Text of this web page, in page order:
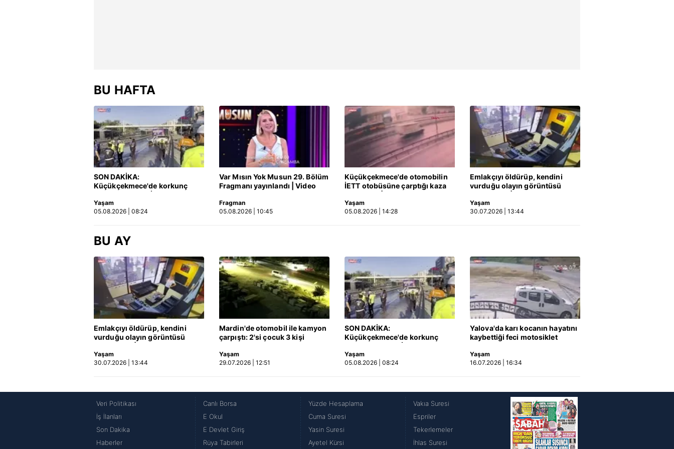
BU HAFTA
SON DAKİKA:
Küçükçekmece'de korkunç
otobüsüne çarptı: 3 kişi
hayatını kaybetti | Video
Yaşam
05.08.2026 | 08:24
Var Mısın Yok Musun 29. Bölüm
Fragmanı yayınlandı | Video
Fragman
05.08.2026 | 10:45
Küçükçekmece'de otomobilin
İETT otobüsüne çarptığı kaza
Yaşam
05.08.2026 | 14:28
Emlakçıyı öldürüp, kendini
vurduğu olayın görüntüsü
Yaşam
30.07.2026 | 13:44
BU AY
Emlakçıyı öldürüp, kendini
vurduğu olayın görüntüsü
Yaşam
30.07.2026 | 13:44
Mardin'de otomobil ile kamyon
çarpıştı: 2'si çocuk 3 kişi
kamerada
Yaşam
29.07.2026 | 12:51
SON DAKİKA:
Küçükçekmece'de korkunç
otobüsüne çarptı: 3 kişi
hayatını kaybetti | Video
Yaşam
05.08.2026 | 08:24
Yalova'da karı kocanın hayatını
kaybettiği feci motosiklet
yansıdı | Video
Yaşam
16.07.2026 | 16:34
Veri Politikası
İş İlanları
Son Dakika
Haberler
Canlı Borsa
E Okul
E Devlet Giriş
Rüya Tabirleri
Yüzde Hesaplama
Cuma Suresi
Yasin Suresi
Ayetel Kürsi
Vakıa Suresi
Espriler
Tekerlemeler
İhlas Suresi